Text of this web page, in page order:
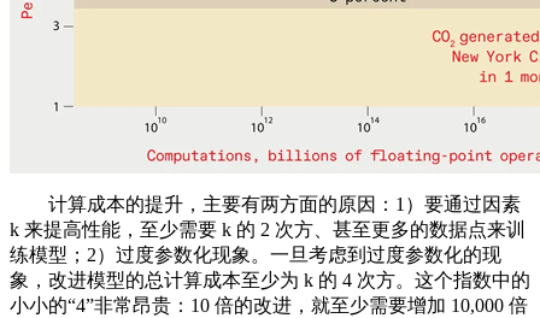
计算成本的提升，主要有两方面的原因：1）要通过因素
k 来提高性能，至少需要 k 的 2 次方、甚至更多的数据点来训
练模型；2）过度参数化现象。一旦考虑到过度参数化的现
象，改进模型的总计算成本至少为 k 的 4 次方。这个指数中的
小小的“4”非常昂贵：10 倍的改进，就至少需要增加 10,000 倍